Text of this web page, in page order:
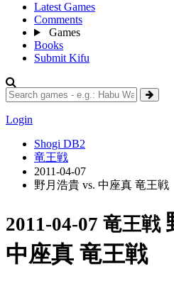
Latest Games
Comments
Games
Books
Submit Kifu
Login
Shogi DB2
竜王戦
2011-04-07
野月浩貴 vs. 中座真 竜王戦
2011-04-07 竜王戦
中座真 竜王戦